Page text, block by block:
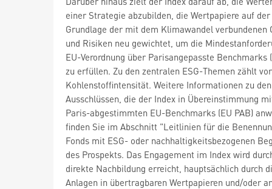
einer Strategie abzubilden, die Wertpapiere auf der
Grundlage der mit dem Klimawandel verbundenen
und Risiken neu gewichtet, um die
EU-Verordnung über Parisangepasste Benchmarks
zu erfüllen. Zu den zentralen ESG-Themen zählt
Kohlenstoffintensität. Weitere Informationen zu den
Ausschlüssen, die der Index in Übereinstimmung
Paris-abgestimmten EU-Benchmarks (EU PAB)
finden Sie im Abschnitt "Leitlinien für die
Fonds mit ESG- oder nachhaltigkeitsbezogenen
des Prospekts. Das Engagement im Index wird
direkte Nachbildung erreicht, hauptsächlich durch
Anlagen in übertragbaren Wertpapieren und/oder